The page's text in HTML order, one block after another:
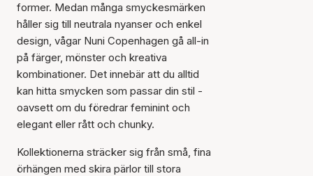
former. Medan många smyckesmärken
håller sig till neutrala nyanser och enkel
design, vågar Nuni Copenhagen gå all-in
på färger, mönster och kreativa
kombinationer. Det innebär att du alltid
kan hitta smycken som passar din stil -
oavsett om du föredrar feminint och
elegant eller rått och chunky.
Kollektionerna sträcker sig från små, fina
örhängen med skira pärlor till stora